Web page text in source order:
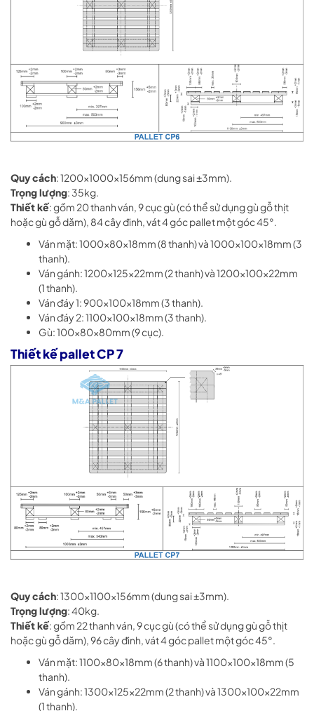
Quy cách: 1200x1000x156mm (dung sai ±3mm).
Trọng lượng: 35kg.
Thiết kế: gồm 20 thanh ván, 9 cục gù (có thể sử dụng gù gỗ thịt
hoặc gù gỗ dăm), 84 cây đinh, vát 4 góc pallet một góc 45°.
Ván mặt: 1000x80x18mm (8 thanh) và 1000x100x18mm (3
thanh).
Ván gánh: 1200x125x22mm (2 thanh) và 1200x100x22mm
(1 thanh).
Ván đáy 1: 900x100x18mm (3 thanh).
Ván đáy 2: 1100x100x18mm (3 thanh).
Gù: 100x80x80mm (9 cục).
Thiết kế pallet CP 7
Quy cách: 1300x1100x156mm (dung sai ±3mm).
Trọng lượng: 40kg.
Thiết kế: gồm 22 thanh ván, 9 cục gù (có thể sử dụng gù gỗ thịt
hoặc gù gỗ dăm), 96 cây đinh, vát 4 góc pallet một góc 45°.
Ván mặt: 1100x80x18mm (6 thanh) và 1100x100x18mm (5
thanh).
Ván gánh: 1300x125x22mm (2 thanh) và 1300x100x22mm
(1 thanh).